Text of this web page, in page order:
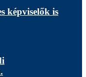
képviselők is